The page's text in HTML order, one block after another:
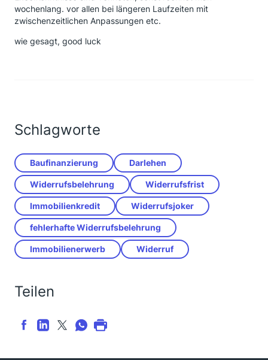
wochenlang. vor allen bei längeren Laufzeiten mit
zwischenzeitlichen Anpassungen etc.
wie gesagt, good luck
Schlagworte
Baufinanzierung Darlehen
Widerrufsbelehrung Widerrufsfrist
Immobilienkredit Widerrufsjoker
fehlerhafte Widerrufsbelehrung
Immobilienerwerb Widerruf
Teilen